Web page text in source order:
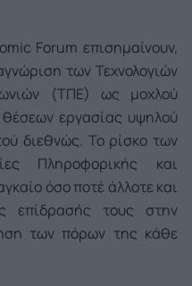
Forum επισημαίνουν,
των Τεχνολογιών
(ΤΠΕ) ως μοχλού
εργασίας υψηλού
διεθνώς. Το ρίσκο των
Πληροφορικής και
όσο ποτέ άλλοτε και
επίδρασής τους στην
των πόρων της κάθε